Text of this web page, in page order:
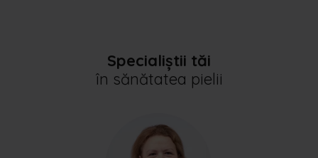
Specialiștii tăi
în sănătatea pielii